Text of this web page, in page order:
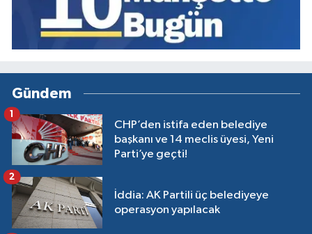
Gündem
CHP’den istifa eden belediye
başkanı ve 14 meclis üyesi, Yeni
Parti’ye geçti!
1
İddia: AK Partili üç belediyeye
operasyon yapılacak
2